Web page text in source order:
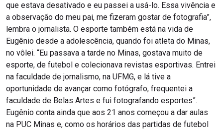
que estava desativado e eu passei a usá-lo. Essa vivência e
a observação do meu pai, me fizeram gostar de fotografia”,
lembra o jornalista. O esporte também está na vida de
Eugênio desde a adolescência, quando foi atleta do Minas,
no vôlei. “Eu passava a tarde no Minas, gostava muito de
esporte, de futebol e colecionava revistas esportivas. Entrei
na faculdade de jornalismo, na UFMG, e lá tive a
oportunidade de avançar como fotógrafo, frequentei a
faculdade de Belas Artes e fui fotografando esportes”.
Eugênio conta ainda que aos 21 anos começou a dar aulas
na PUC Minas e, como os horários das partidas de futebol